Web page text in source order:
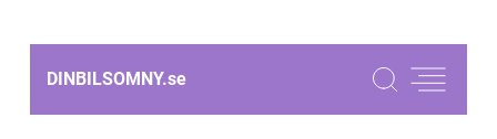
DINBILSOMNY.se